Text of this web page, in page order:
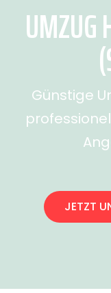
UMZUG
Günstige
JETZT